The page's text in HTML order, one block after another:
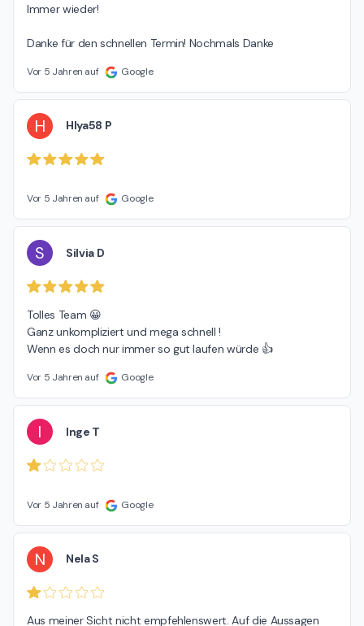
Immer wieder!
Danke für den schnellen Termin! Nochmals Danke
Vor 5 Jahren auf Google
H Hlya58 P
Vor 5 Jahren auf Google
S Silvia D
Tolles Team 😀
Ganz unkompliziert und mega schnell !
Wenn es doch nur immer so gut laufen würde 👍
Vor 5 Jahren auf Google
I Inge T
Vor 5 Jahren auf Google
N Nela S
Aus meiner Sicht nicht empfehlenswert. Auf die Aussagen